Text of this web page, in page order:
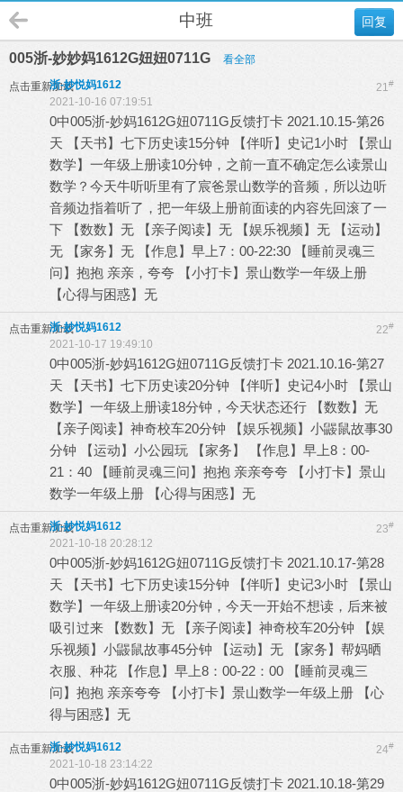
回复
中班
005浙-妙妙妈1612G妞妞0711G 看全部
点击重新加载 21#
浙-妙悦妈1612
2021-10-16 07:19:51
0中005浙-妙妈1612G妞0711G反馈打卡 2021.10.15-第26
天 【天书】七下历史读15分钟 【伴听】史记1小时 【景山
数学】一年级上册读10分钟，之前一直不确定怎么读景山
数学？今天牛听听里有了宸爸景山数学的音频，所以边听
音频边指着听了，把一年级上册前面读的内容先回滚了一
下 【数数】无 【亲子阅读】无 【娱乐视频】无 【运动】
无 【家务】无 【作息】早上7：00-22:30 【睡前灵魂三
问】抱抱 亲亲，夸夸 【小打卡】景山数学一年级上册
【心得与困惑】无
点击重新加载 22#
浙-妙悦妈1612
2021-10-17 19:49:10
0中005浙-妙妈1612G妞0711G反馈打卡 2021.10.16-第27
天 【天书】七下历史读20分钟 【伴听】史记4小时 【景山
数学】一年级上册读18分钟，今天状态还行 【数数】无
【亲子阅读】神奇校车20分钟 【娱乐视频】小鼹鼠故事30
分钟 【运动】小公园玩 【家务】 【作息】早上8：00-
21：40 【睡前灵魂三问】抱抱 亲亲夸夸 【小打卡】景山
数学一年级上册 【心得与困惑】无
点击重新加载 23#
浙-妙悦妈1612
2021-10-18 20:28:12
0中005浙-妙妈1612G妞0711G反馈打卡 2021.10.17-第28
天 【天书】七下历史读15分钟 【伴听】史记3小时 【景山
数学】一年级上册读20分钟，今天一开始不想读，后来被
吸引过来 【数数】无 【亲子阅读】神奇校车20分钟 【娱
乐视频】小鼹鼠故事45分钟 【运动】无 【家务】帮妈晒
衣服、种花 【作息】早上8：00-22：00 【睡前灵魂三
问】抱抱 亲亲夸夸 【小打卡】景山数学一年级上册 【心
得与困惑】无
点击重新加载 24#
浙-妙悦妈1612
2021-10-18 23:14:22
0中005浙-妙妈1612G妞0711G反馈打卡 2021.10.18-第29